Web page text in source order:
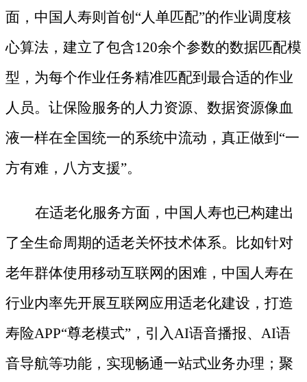
面，中国人寿则首创“人单匹配”的作业调度核
心算法，建立了包含120余个参数的数据匹配模
型，为每个作业任务精准匹配到最合适的作业
人员。让保险服务的人力资源、数据资源像血
液一样在全国统一的系统中流动，真正做到“一
方有难，八方支援”。
在适老化服务方面，中国人寿也已构建出
了全生命周期的适老关怀技术体系。比如针对
老年群体使用移动互联网的困难，中国人寿在
行业内率先开展互联网应用适老化建设，打造
寿险APP“尊老模式”，引入AI语音播报、AI语
音导航等功能，实现畅通一站式业务办理；聚